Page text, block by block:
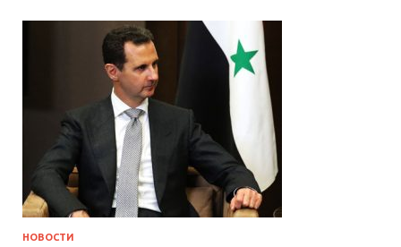
НОВОСТИ